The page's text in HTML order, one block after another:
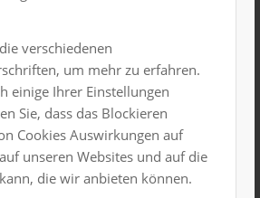
verschiedenen
um mehr zu erfahren.
einige Ihrer Einstellungen
Sie, dass das Blockieren
Cookies Auswirkungen auf
unseren Websites und auf die
die wir anbieten können.